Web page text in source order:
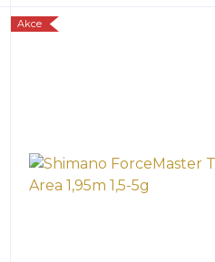
Akce